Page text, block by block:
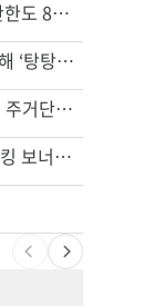
[포커스] 메디캘 대폭 개편…자산한도 84% 축소
“내 딸 건드렸지” 성폭행범 유인해 ‘탕탕’…아빠의 복수 결말
부에나파크 한인타운에 281유닛 주거단지 들어선다
계좌만 열어도 최대 5000불…체킹 보너스 무한 경쟁